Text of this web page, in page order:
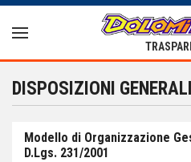
DISPOSIZIONI GENERALI
Modello di Organizzazione
D.Lgs. 231/2001